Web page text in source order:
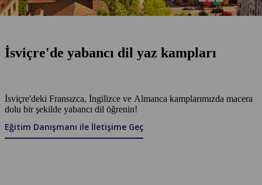
İsviçre'de yabancı dil yaz kampları
İsviçre'deki Fransızca, İngilizce ve Almanca kamplarımızda macera
dolu bir şekilde yabancı dil öğrenin!
Eğitim Danışmanı ile İletişime Geç